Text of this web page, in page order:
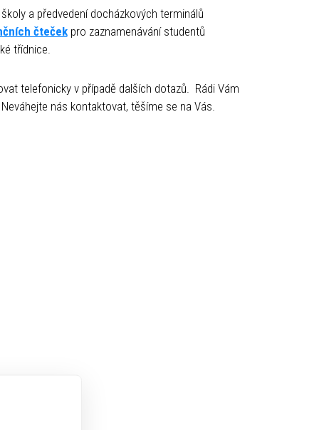
a předvedení docházkových terminálů
čtečekpro zaznamenávání studentů
třídnice.
telefonicky v případě dalších dotazů. Rádi Vám
nás kontaktovat, těšíme se na Vás.